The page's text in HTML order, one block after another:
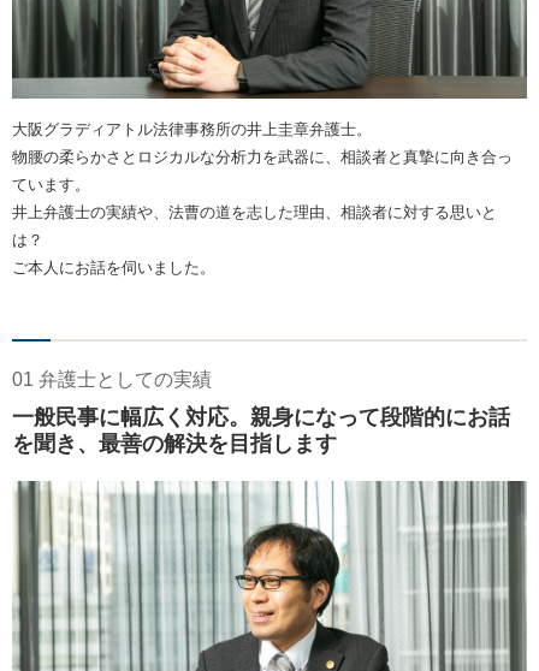
大阪グラディアトル法律事務所の井上圭章弁護士。
物腰の柔らかさとロジカルな分析力を武器に、相談者と真摯に向き合っ
ています。
井上弁護士の実績や、法曹の道を志した理由、相談者に対する思いと
は？
ご本人にお話を伺いました。
01 弁護士としての実績
一般民事に幅広く対応。親身になって段階的にお話
を聞き、最善の解決を目指します